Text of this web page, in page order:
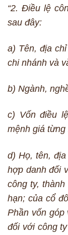
“2. Điều lệ
sau đây:
a) Tên, địa
chi nhánh và
b) Ngành,
c) Vốn điều
mệnh giá
d) Họ, tên,
hợp danh đối
công ty,
hạn; của cổ
Phần vốn góp
đối với công